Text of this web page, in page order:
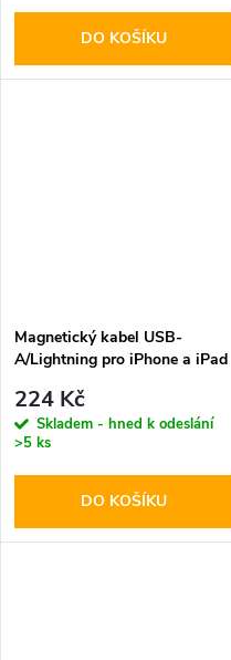
DO KOŠÍKU
Magnetický kabel USB-
A/Lightning pro iPhone a iPad
224 Kč
Skladem - hned k odeslání
>5 ks
DO KOŠÍKU